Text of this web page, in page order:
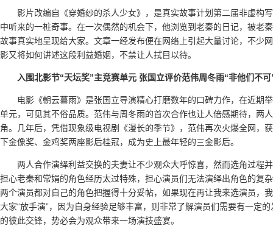
影片改编自《穿婚纱的杀人少女》，是真实故事计划第二届非虚构
中听来的一桩奇事。在一次偶然的机会下，他浏览到老秦的日记，被老
故事真实地呈现给大家。文章一经发布便在网络上引起大量讨论，不少
影又将如何讲述这段利益婚姻，不禁让人拭目以待。
入围北影节“天坛奖”主竞赛单元 张国立评价范伟周冬雨“非他们不可
电影《朝云暮雨》是张国立导演精心打磨数年的口碑力作，在近期
单元，可见其不俗品质。范伟与周冬雨的首次合作也让人倍感期待，两
角。几年后，凭借现象级电视剧《漫长的季节》，范伟再次火爆全网，
下金像奖、金鸡奖两座影后桂冠，成为史上最年轻的三金影后。
两人合作演绎利益交换的夫妻让不少观众大呼惊喜，然而选角过程
担心老秦和常娟的角色经历太过特殊，担心演员们无法演绎出角色的复
两个演员都对自己的角色把握得十分妥帖，如果现在再让我来选演员，
大家“放手演”，因为自身经验足够丰富，则非常了解演员们需要有一定
的彼此交锋，势必会为观众带来一场演技盛宴。